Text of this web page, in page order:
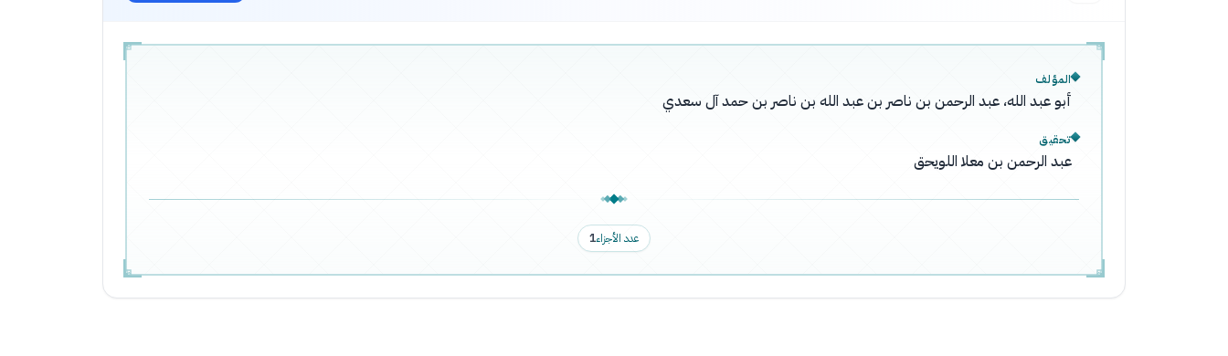
المؤلف
أبو عبد الله، عبد الرحمن بن ناصر بن عبد الله بن ناصر بن حمد آل سعدي
تحقيق
عبد الرحمن بن معلا اللويحق
عدد الأجزاء1